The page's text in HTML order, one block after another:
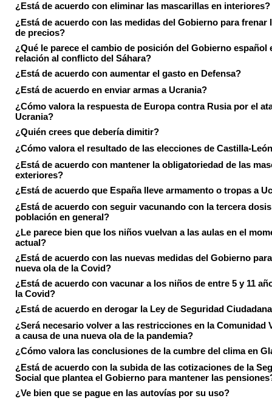
¿Está de acuerdo con eliminar las mascarillas en interiores?
¿Está de acuerdo con las medidas del Gobierno para frenar
de precios?
¿Qué le parece el cambio de posición del Gobierno español
relación al conflicto del Sáhara?
¿Está de acuerdo con aumentar el gasto en Defensa?
¿Está de acuerdo en enviar armas a Ucrania?
¿Cómo valora la respuesta de Europa contra Rusia por el
Ucrania?
¿Quién crees que debería dimitir?
¿Cómo valora el resultado de las elecciones de Castilla-
¿Está de acuerdo con mantener la obligatoriedad de las
exteriores?
¿Está de acuerdo que España lleve armamento o tropas a
¿Está de acuerdo con seguir vacunando con la tercera
población en general?
¿Le parece bien que los niños vuelvan a las aulas en el
actual?
¿Está de acuerdo con las nuevas medidas del Gobierno
nueva ola de la Covid?
¿Está de acuerdo con vacunar a los niños de entre 5 y 11
la Covid?
¿Está de acuerdo en derogar la Ley de Seguridad
¿Será necesario volver a las restricciones en la Comunidad
a causa de una nueva ola de la pandemia?
¿Cómo valora las conclusiones de la cumbre del clima en
¿Está de acuerdo con la subida de las cotizaciones de la
Social que plantea el Gobierno para mantener las
¿Ve bien que se pague en las autovías por su uso?